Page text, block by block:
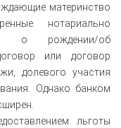
материнство
нотариально
о рождении/об
или договор
долевого участия
Однако банком
льготы